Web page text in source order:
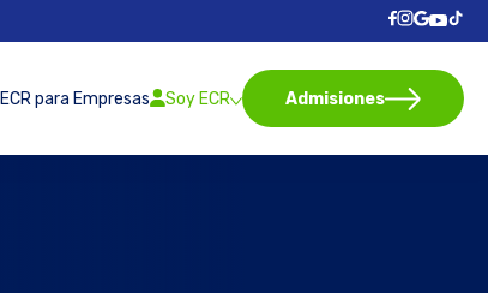
ECR para Empresas Soy ECR Admisiones